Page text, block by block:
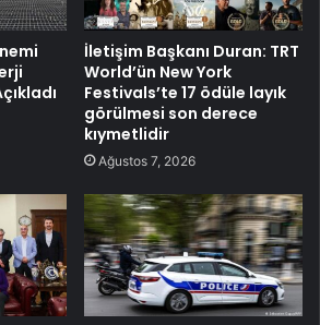
İletişim Başkanı Duran: TRT
World’ün New York
Festivals’te 17 ödüle layık
görülmesi son derece
kıymetlidir
Ağustos 7, 2026